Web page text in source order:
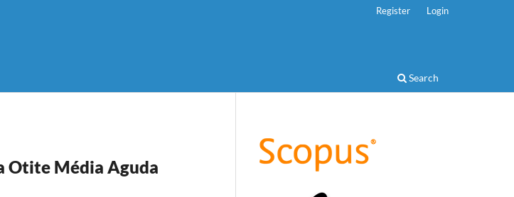
Search
Register Login
Otite Média Aguda